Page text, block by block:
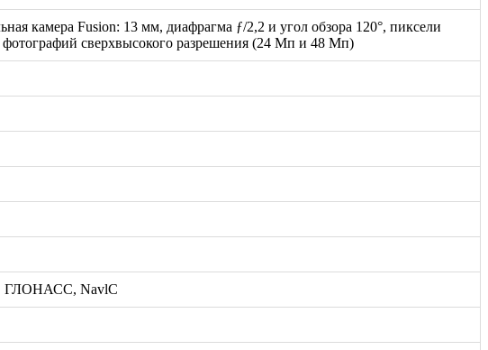
камера Fusion: 13 мм, диафрагма ƒ/2,2 и угол обзора 120°, пиксели
сверхвысокого разрешения (24 Мп и 48 Мп)
ГЛОНАСС, NavlC